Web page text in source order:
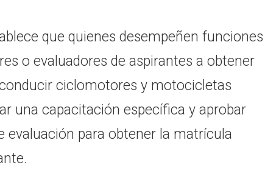
que quienes desempeñen funciones
o evaluadores de aspirantes a obtener
ciclomotores y motocicletas
una capacitación específica y aprobar
evaluación para obtener la matrícula